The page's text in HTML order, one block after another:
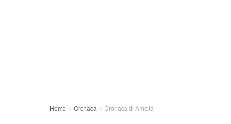
Home Cronaca Cronaca di Amelia